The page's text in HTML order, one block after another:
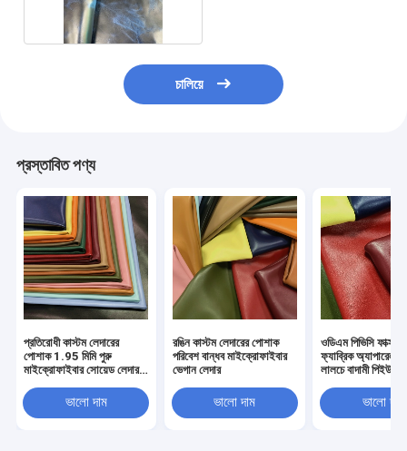
চালিয়ে
প্রস্তাবিত পণ্য
প্রতিরোধী কাস্টম লেদারের
পোশাক 1.95 মিমি পুরু
মাইক্রোফাইবার সোয়েড লেদার
ভালো দাম
রঙিন কাস্টম লেদারের পোশাক
পরিবেশ বান্ধব মাইক্রোফাইবার
ভেগান লেদার
ভালো দাম
ওডিএম পিভিসি ফাক্স
ফ্যাব্রিক অ্যাপারেল
লালচে বাদামী পিইউ
ভালো দাম